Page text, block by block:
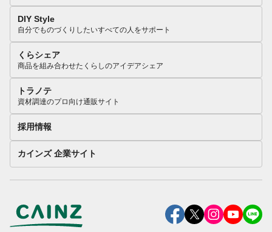
DIY Style
自分でものづくりしたいすべての人をサポート
くらシェア
商品を組み合わせたくらしのアイデアシェア
トラノテ
資材調達のプロ向け通販サイト
採用情報
カインズ 企業サイト